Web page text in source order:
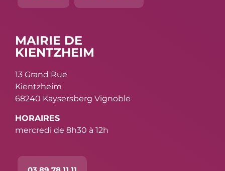
MAIRIE DE
KIENTZHEIM
13 Grand Rue
Kientzheim
68240 Kaysersberg Vignoble
HORAIRES
mercredi de 8h30 à 12h